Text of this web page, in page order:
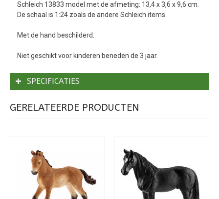
Schleich 13833 model met de afmeting: 13,4 x 3,6 x 9,6 cm.
De schaal is 1:24 zoals de andere Schleich items.
Met de hand beschilderd.
Niet geschikt voor kinderen beneden de 3 jaar.
SPECIFICATIES
GERELATEERDE PRODUCTEN